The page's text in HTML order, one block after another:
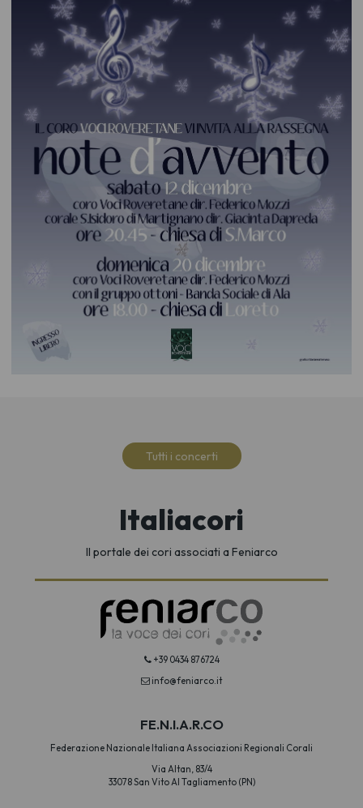
Tutti i concerti
Italiacori
Il portale dei cori associati a Feniarco
+39 0434 876724
info@feniarco.it
FE.N.I.A.R.CO
Federazione Nazionale Italiana Associazioni Regionali Corali
Via Altan, 83/4
33078 San Vito Al Tagliamento (PN)